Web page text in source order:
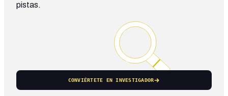
pistas.
CONVIÉRTETE EN INVESTIGADOR